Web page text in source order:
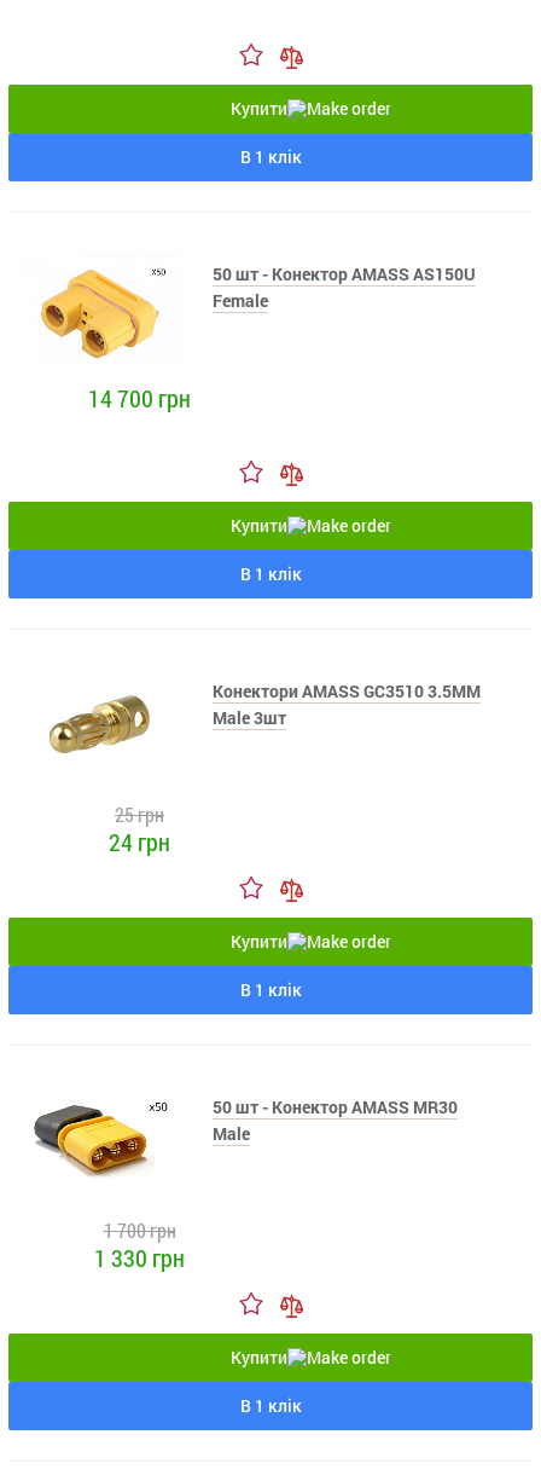
Купити
В 1 клік
50 шт - Конектор AMASS AS150U
Female
14 700 грн
Купити
В 1 клік
Конектори AMASS GC3510 3.5MM
Male 3шт
25 грн
24 грн
Купити
В 1 клік
50 шт - Конектор AMASS MR30
Male
1 700 грн
1 330 грн
Купити
В 1 клік